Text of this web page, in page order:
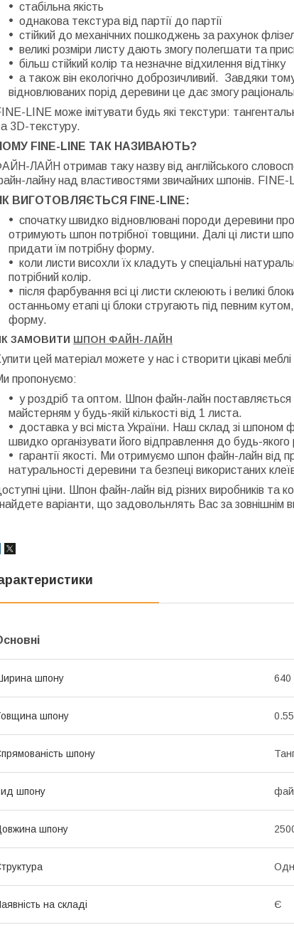
стабільна якість
однакова текстура від партії до партії
стійкий до механічних пошкоджень за рахунок
великі розміри листу дають змогу полегшати та
більш стійкий колір та незначне відхилення відтінку
а також він екологічно доброзичливий.
Завдяки
відновлюваних порід деревини це дає змогу
LINE може імітувати будь які текстури:
3D-текстуру.
FINE- LINE ТАК НАЗИВАЮТЬ?
ЛАЙН отримав таку назву від англійського
лайну над властивостями звичайних шпонів. FINE-
ВИГОТОВЛЯЄТЬСЯ FINE- LINE:
спочатку швидко відновлювані породи деревини
отримують шпон потрібної товщини. Далі ці листи
придати їм потрібну форму.
коли листи висохли їх кладуть у спеціальні
потрібний колір.
після фарбування всі ці листи склеюють і великі
останньому етапі ці блоки стругають під певним
форму.
ЗАМОВИТИ ШПОН ФАЙН-ЛАЙН
цей матеріал можете у нас і створити цікаві
пропонуємо:
у роздріб та оптом. Шпон файн-лайн
майстерням у будь-якій кількості від 1 листа.
доставка у всі міста України. Наш склад зі
швидко організувати його відправлення до будь-якого
гарантії якості. Ми отримуємо шпон файн-лайн від
натуральності деревини та безпеці використаних
ціни. Шпон файн-лайн від різних виробників та
варіанти, що задовольнлять Вас за зовнішнім
шпону 640
шпону
шпону
шпону
шпону
на складі Є